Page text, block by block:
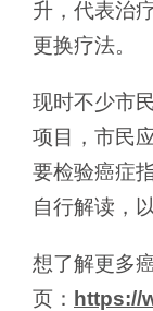
升，代表治
更换疗法。
现时不少市
项目，市民
要检验癌症
自行解读，
想了解更多
页： https://